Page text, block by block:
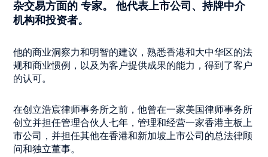
杂交易方面的 专家。 他代表上市公司、持牌中介
机构和投资者。
他的商业洞察力和明智的建议，熟悉香港和大中华区的法
规和商业惯例，以及为客户提供成果的能力，得到了客户
的认可。
在创立浩宸律师事务所之前，他曾在一家美国律师事务所
创立并担任管理合伙人七年，管理和经营一家香港主板上
市公司，并担任其他在香港和新加坡上市公司的总法律顾
问和独立董事。